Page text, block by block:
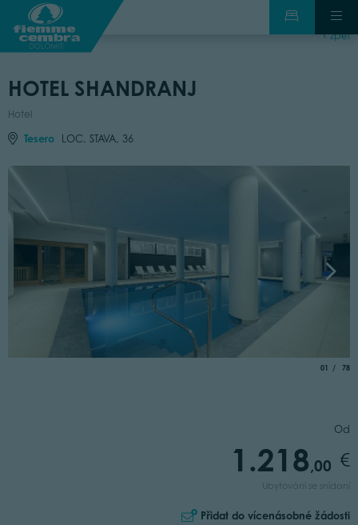
zpět
HOTEL SHANDRANJ
Hotel
Tesero LOC. STAVA, 36
01 of
78
Od
1.218,00
Ubytování se snídaní
Přidat do vícenásobné žádosti